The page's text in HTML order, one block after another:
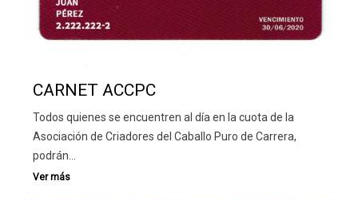
CARNET ACCPC
Todos quienes se encuentren al día en la cuota de la
Asociación de Criadores del Caballo Puro de Carrera,
podrán…